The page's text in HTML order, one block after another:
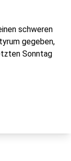
schweren
gegeben,
Sonntag